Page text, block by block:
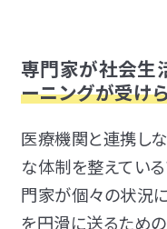
専門家が社会生
ーニングが受け
医療機関と連携し
な体制を整えている
門家が個々の状況
を円滑に送るための